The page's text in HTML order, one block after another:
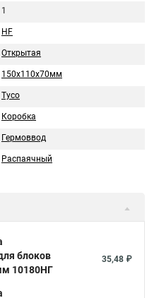
1
HF
Открытая
150х110х70мм
Тусо
Коробка
Гермоввод
Распаячный
блоков
10180НГ
35,48 ₽